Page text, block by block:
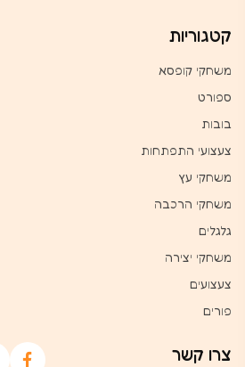
קטגוריות
משחקי קופסא
ספורט
בובות
צעצועי התפתחות
משחקי עץ
משחקי הרכבה
גלגלים
משחקי יצירה
צעצועים
פורים
צרו קשר